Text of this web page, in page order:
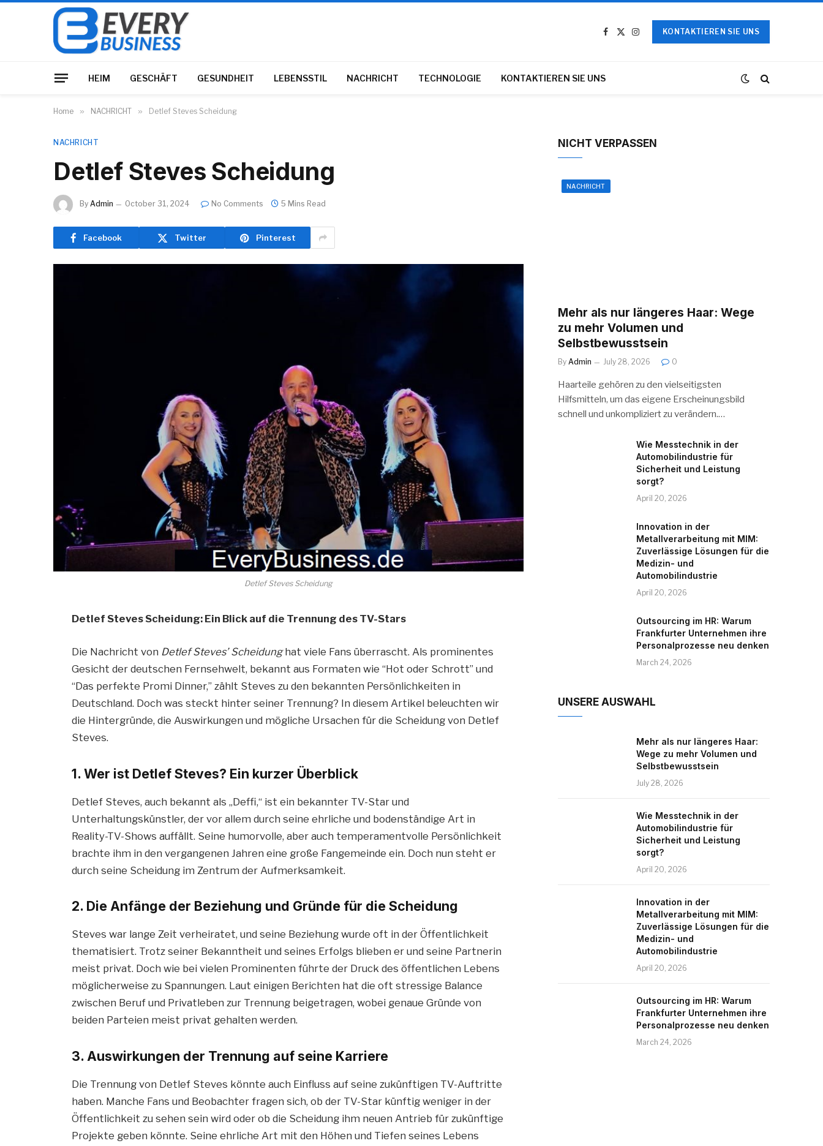
Facebook
X
Instagram
KONTAKTIEREN SIE UNS
HEIM GESCHÄFT GESUNDHEIT LEBENSSTIL NACHRICHT TECHNOLOGIE KONTAKTIEREN SIE UNS
Home » NACHRICHT » Detlef Steves Scheidung
NACHRICHT
Detlef Steves Scheidung
By Admin October 31, 2024 No Comments 5 Mins Read
Facebook Twitter Pinterest
Detlef Steves Scheidung
Detlef Steves Scheidung: Ein Blick auf die Trennung des TV-Stars
Die Nachricht von Detlef Steves’ Scheidunghat viele Fans überrascht. Als prominentes
Gesicht der deutschen Fernsehwelt, bekannt aus Formaten wie “Hot oder Schrott” und
“Das perfekte Promi Dinner,” zählt Steves zu den bekannten Persönlichkeiten in
Deutschland. Doch was steckt hinter seiner Trennung? In diesem Artikel beleuchten wir
die Hintergründe, die Auswirkungen und mögliche Ursachen für die Scheidung von Detlef
Steves.
1. Wer ist Detlef Steves? Ein kurzer Überblick
Detlef Steves, auch bekannt als „Deffi,“ ist ein bekannter TV-Star und
Unterhaltungskünstler, der vor allem durch seine ehrliche und bodenständige Art in
Reality-TV-Shows auffällt. Seine humorvolle, aber auch temperamentvolle Persönlichkeit
brachte ihm in den vergangenen Jahren eine große Fangemeinde ein. Doch nun steht er
durch seine Scheidung im Zentrum der Aufmerksamkeit.
2. Die Anfänge der Beziehung und Gründe für die Scheidung
Steves war lange Zeit verheiratet, und seine Beziehung wurde oft in der Öffentlichkeit
thematisiert. Trotz seiner Bekanntheit und seines Erfolgs blieben er und seine Partnerin
meist privat. Doch wie bei vielen Prominenten führte der Druck des öffentlichen Lebens
möglicherweise zu Spannungen. Laut einigen Berichten hat die oft stressige Balance
zwischen Beruf und Privatleben zur Trennung beigetragen, wobei genaue Gründe von
beiden Parteien meist privat gehalten werden.
3. Auswirkungen der Trennung auf seine Karriere
Die Trennung von Detlef Steves könnte auch Einfluss auf seine zukünftigen TV-Auftritte
haben. Manche Fans und Beobachter fragen sich, ob der TV-Star künftig weniger in der
Öffentlichkeit zu sehen sein wird oder ob die Scheidung ihm neuen Antrieb für zukünftige
Projekte geben könnte. Seine ehrliche Art mit den Höhen und Tiefen seines Lebens
NICHT VERPASSEN
NACHRICHT
Mehr als nur längeres Haar: Wege
zu mehr Volumen und
Selbstbewusstsein
By Admin July 28, 2026 0
Haarteile gehören zu den vielseitigsten
Hilfsmitteln, um das eigene Erscheinungsbild
schnell und unkompliziert zu verändern.…
Wie Messtechnik in der
Automobilindustrie für
Sicherheit und Leistung
sorgt?
April 20, 2026
Innovation in der
Metallverarbeitung mit MIM:
Zuverlässige Lösungen für die
Medizin- und
Automobilindustrie
April 20, 2026
Outsourcing im HR: Warum
Frankfurter Unternehmen ihre
Personalprozesse neu denken
March 24, 2026
UNSERE AUSWAHL
Mehr als nur längeres Haar:
Wege zu mehr Volumen und
Selbstbewusstsein
July 28, 2026
Wie Messtechnik in der
Automobilindustrie für
Sicherheit und Leistung
sorgt?
April 20, 2026
Innovation in der
Metallverarbeitung mit MIM:
Zuverlässige Lösungen für die
Medizin- und
Automobilindustrie
April 20, 2026
Outsourcing im HR: Warum
Frankfurter Unternehmen ihre
Personalprozesse neu denken
March 24, 2026